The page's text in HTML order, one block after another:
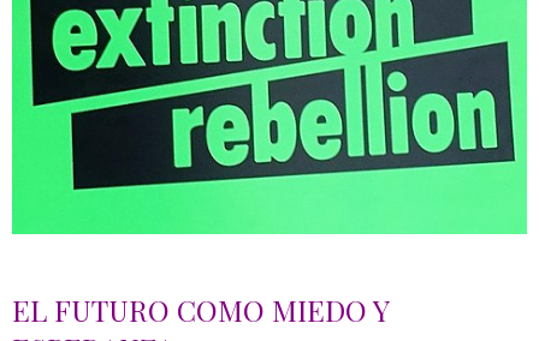
EL FUTURO COMO MIEDO Y